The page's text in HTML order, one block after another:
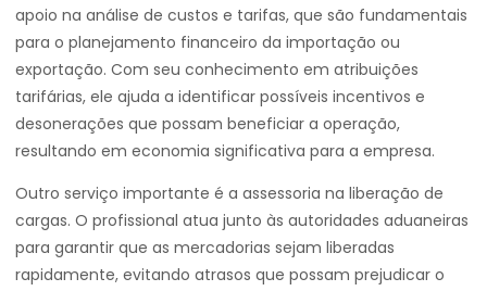
apoio na análise de custos e tarifas, que são fundamentais
para o planejamento financeiro da importação ou
exportação. Com seu conhecimento em atribuições
tarifárias, ele ajuda a identificar possíveis incentivos e
desonerações que possam beneficiar a operação,
resultando em economia significativa para a empresa.
Outro serviço importante é a assessoria na liberação de
cargas. O profissional atua junto às autoridades aduaneiras
para garantir que as mercadorias sejam liberadas
rapidamente, evitando atrasos que possam prejudicar o